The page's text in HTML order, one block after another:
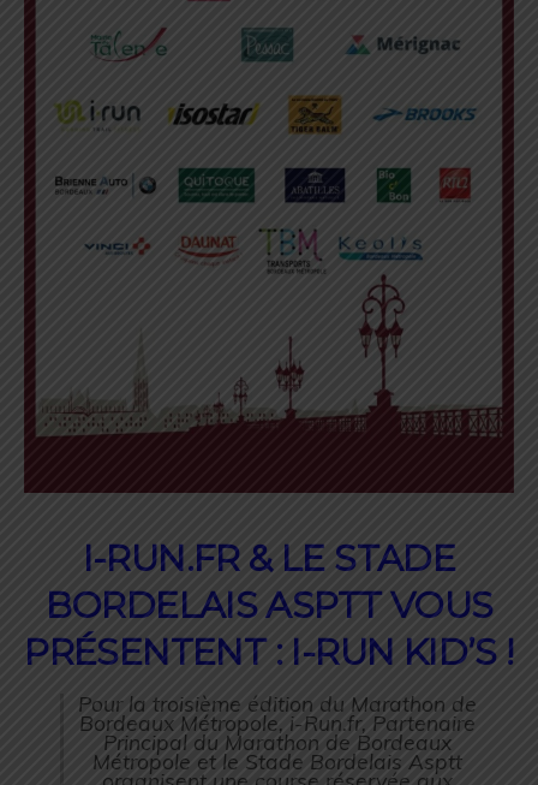
I-RUN.FR & LE STADE
BORDELAIS ASPTT VOUS
PRÉSENTENT : I-RUN KID’S !
Pour la troisième édition du Marathon de
Bordeaux Métropole, i-Run.fr, Partenaire
Principal du Marathon de Bordeaux
Métropole et le Stade Bordelais Asptt